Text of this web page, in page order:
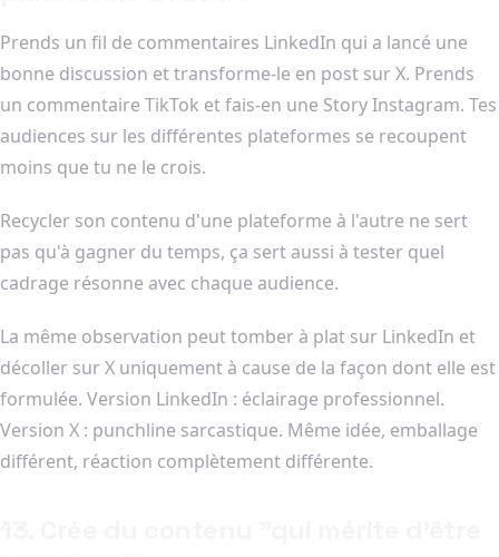
Prends un fil de commentaires LinkedIn qui a lancé une
bonne discussion et transforme-le en post sur X. Prends
un commentaire TikTok et fais-en une Story Instagram. Tes
audiences sur les différentes plateformes se recoupent
moins que tu ne le crois.
Recycler son contenu d'une plateforme à l'autre ne sert
pas qu'à gagner du temps, ça sert aussi à tester quel
cadrage résonne avec chaque audience.
La même observation peut tomber à plat sur LinkedIn et
décoller sur X uniquement à cause de la façon dont elle est
formulée. Version LinkedIn : éclairage professionnel.
Version X : punchline sarcastique. Même idée, emballage
différent, réaction complètement différente.